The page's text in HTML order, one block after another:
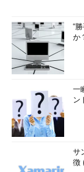
“
か
一
ン
サ
徴